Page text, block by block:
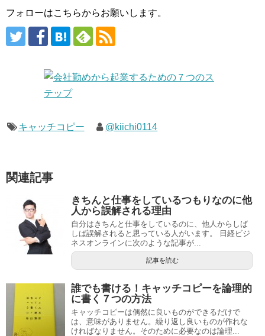
フォローはこちらからお願いします。
キャッチコピー @kiichi0114
関連記事
きちんと仕事をしているつもりなのに他
人から誤解される理由
自分はきちんと仕事をしているのに、他人からしば
しば誤解されると思っている人がいます。 日経ビジ
ネスオンラインに次のような記事が...
記事を読む
誰でも書ける！キャッチコピーを論理的
に書く７つの方法
キャッチコピーは偶然に良いものができるだけで
は、意味がありません。繰り返し良いものが作れな
ければなりません。そのために必要なのは論理...